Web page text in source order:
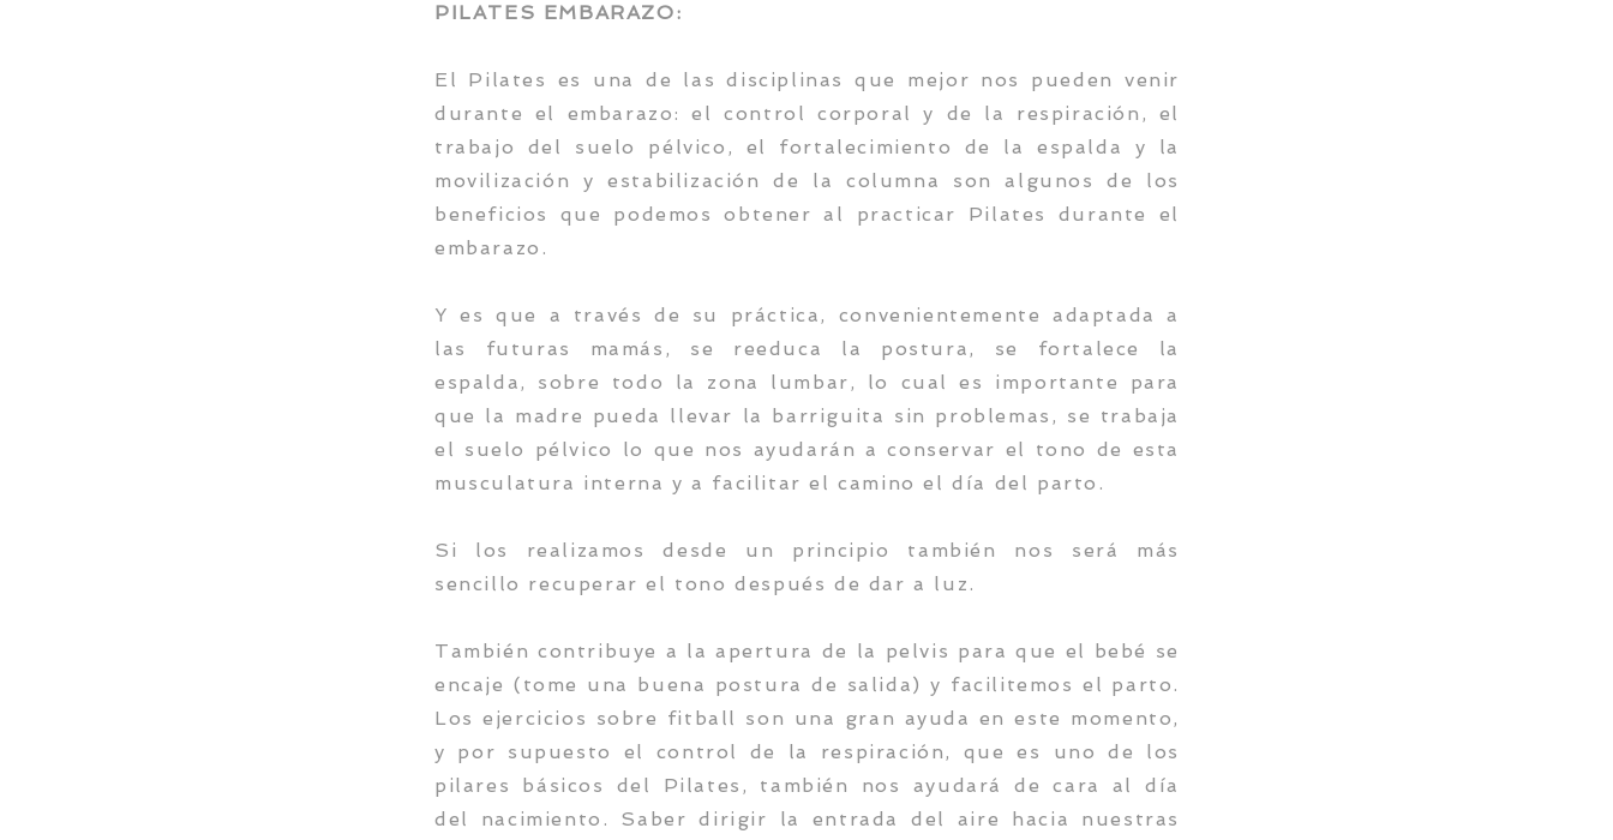
PILATES EMBARAZO:
El Pilates es una de las disciplinas que mejor nos pueden venir
durante el embarazo: el control corporal y de la respiración, el
trabajo del suelo pélvico, el fortalecimiento de la espalda y la
movilización y estabilización de la columna son algunos de los
beneficios que podemos obtener al practicar Pilates durante el
embarazo.
Y es que a través de su práctica, convenientemente adaptada a
las futuras mamás, se reeduca la postura, se fortalece la
espalda, sobre todo la zona lumbar, lo cual es importante para
que la madre pueda llevar la barriguita sin problemas, se trabaja
el suelo pélvico lo que nos ayudarán a conservar el tono de esta
musculatura interna y a facilitar el camino el día del parto.
Si los realizamos desde un principio también nos será más
sencillo recuperar el tono después de dar a luz.
También contribuye a la apertura de la pelvis para que el bebé se
encaje (tome una buena postura de salida) y facilitemos el parto.
Los ejercicios sobre fitball son una gran ayuda en este momento,
y por supuesto el control de la respiración, que es uno de los
pilares básicos del Pilates, también nos ayudará de cara al día
del nacimiento. Saber dirigir la entrada del aire hacia nuestras